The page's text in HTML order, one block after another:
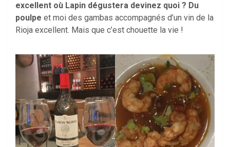
excellent où Lapin dégustera devinez quoi ? Du
poulpe et moi des gambas accompagnés d’un vin de la
Rioja excellent. Mais que c’est chouette la vie !